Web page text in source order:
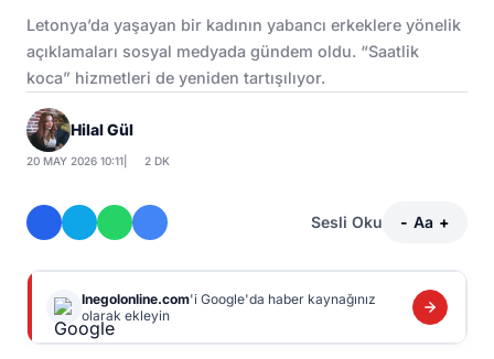
Letonya’da yaşayan bir kadının yabancı erkeklere yönelik
açıklamaları sosyal medyada gündem oldu. “Saatlik
koca” hizmetleri de yeniden tartışılıyor.
Hilal Gül
20 MAY 2026 10:11 2 DK
Sesli Oku - Aa +
Inegolonline.com'i Google'da haber kaynağınız
olarak ekleyin